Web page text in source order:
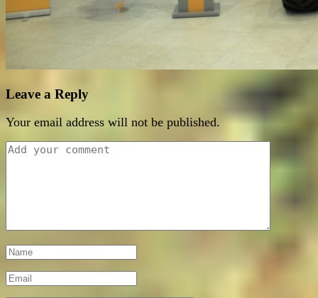
Leave a Reply
Your email address will not be published.